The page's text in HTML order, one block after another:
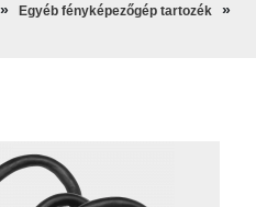
Egyéb fényképezőgép tartozék